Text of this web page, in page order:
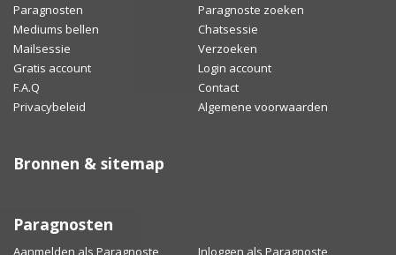
Paragnosten
Paragnoste zoeken
Mediums bellen
Chatsessie
Mailsessie
Verzoeken
Gratis account
Login account
F.A.Q
Contact
Privacybeleid
Algemene voorwaarden
Bronnen & sitemap
Paragnosten
Aanmelden als Paragnoste Inloggen als Paragnoste